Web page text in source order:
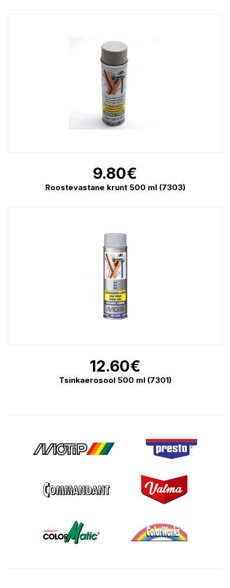
9.80€
Roostevastane krunt 500 ml (7303)
12.60€
Tsinkaerosool 500 ml (7301)